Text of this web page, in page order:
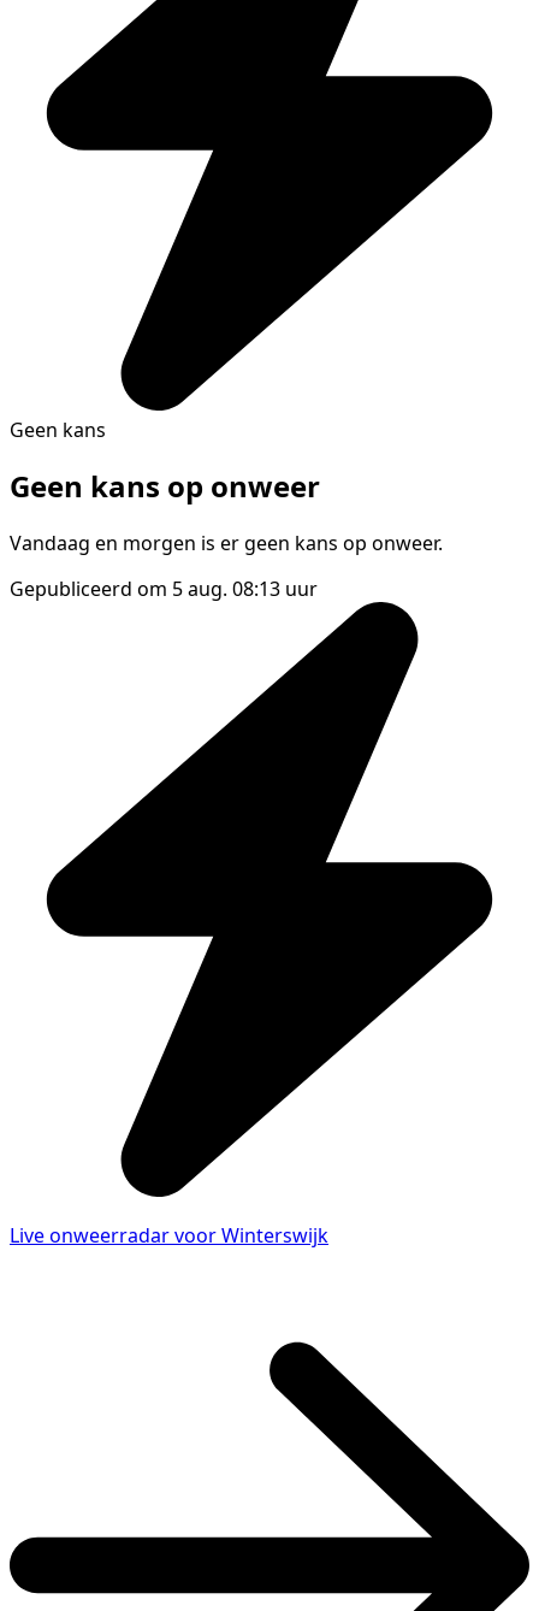
Geen kans
Geen kans op onweer
Vandaag en morgen is er geen kans op onweer.
Gepubliceerd om 5 aug. 08:13 uur
Live onweerradar voor Winterswijk